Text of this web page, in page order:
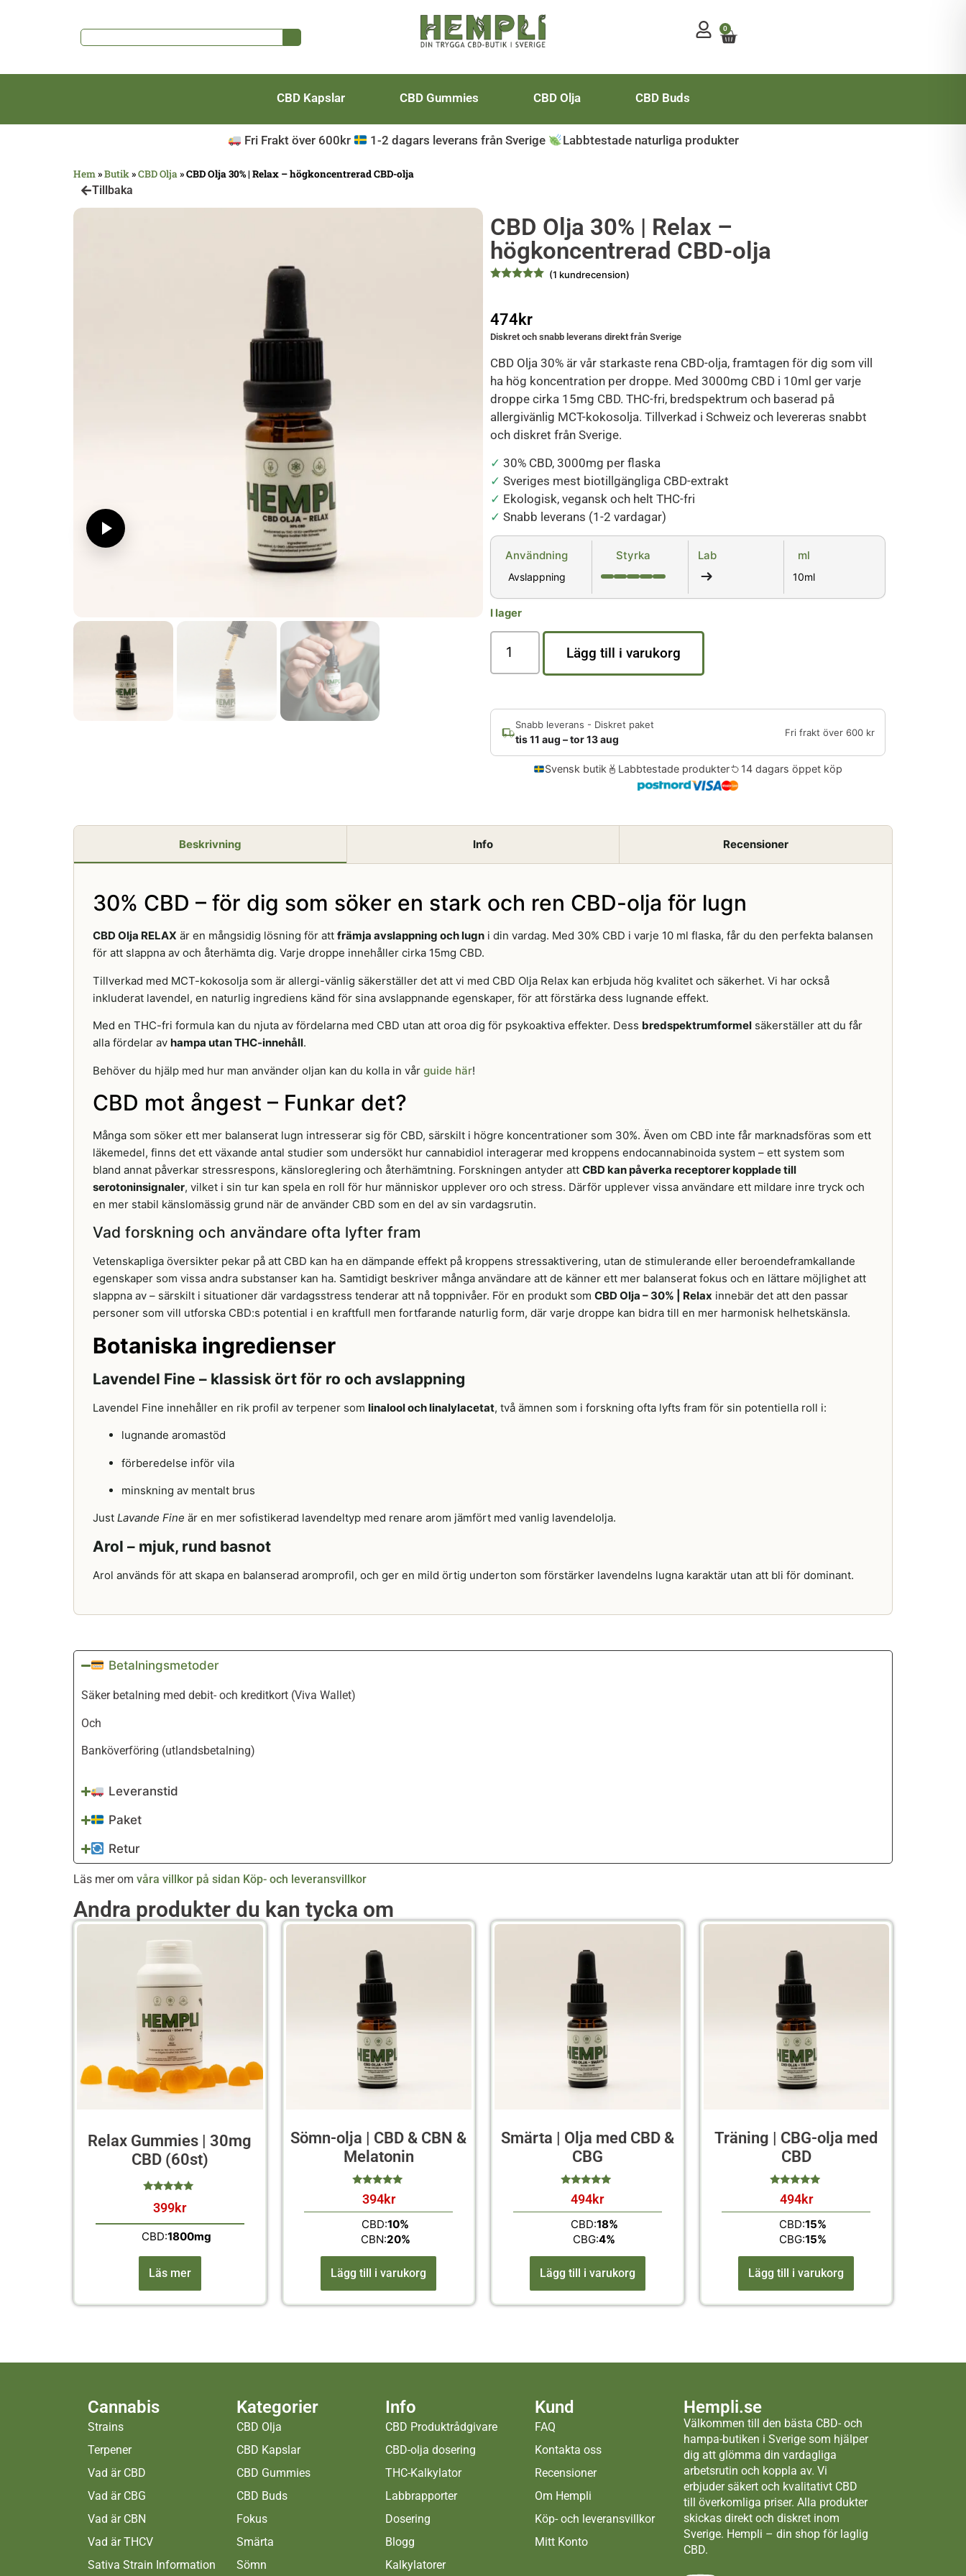
Mitt konto
0
CBD Kapslar CBD Gummies CBD Olja CBD Buds
Fri Frakt över 600kr 1-2 dagars leverans från Sverige Labbtestade naturliga produkter
Hem»Butik»CBD Olja»CBD Olja 30% | Relax – högkoncentrerad CBD-olja
Tillbaka
CBD Olja 30% | Relax –
högkoncentrerad CBD-olja
(1 kundrecension)
474 kr
Diskret och snabb leverans direkt från Sverige
CBD Olja 30% är vår starkaste rena CBD-olja, framtagen för dig som vill
ha hög koncentration per droppe. Med 3000mg CBD i 10ml ger varje
droppe cirka 15mg CBD. THC-fri, bredspektrum och baserad på
allergivänlig MCT-kokosolja. Tillverkad i Schweiz och levereras snabbt
och diskret från Sverige.
✓ 30% CBD, 3000mg per flaska
✓ Sveriges mest biotillgängliga CBD-extrakt
✓ Ekologisk, vegansk och helt THC-fri
✓ Snabb leverans (1-2 vardagar)
Användning
Avslappning
Styrka Lab ml
10ml
I lager
Lägg till i varukorg
Snabb leverans - Diskret paket
tis 11 aug – tor 13 aug
Fri frakt över 600 kr
Svensk butik Labbtestade produkter 14 dagars öppet köp
Beskrivning Info Recensioner
30% CBD – för dig som söker en stark och ren CBD-olja för lugn
CBD Olja RELAX är en mångsidig lösning för att främja avslappning och lugn i din vardag. Med 30% CBD i varje 10 ml flaska, får du den perfekta balansen
för att slappna av och återhämta dig. Varje droppe innehåller cirka 15mg CBD.
Tillverkad med MCT-kokosolja som är allergi-vänlig säkerställer det att vi med CBD Olja Relax kan erbjuda hög kvalitet och säkerhet. Vi har också
inkluderat lavendel, en naturlig ingrediens känd för sina avslappnande egenskaper, för att förstärka dess lugnande effekt.
Med en THC-fri formula kan du njuta av fördelarna med CBD utan att oroa dig för psykoaktiva effekter. Dess bredspektrumformel säkerställer att du får
alla fördelar av hampa utan THC-innehåll.
Behöver du hjälp med hur man använder oljan kan du kolla in vår guide här!
CBD mot ångest – Funkar det?
Många som söker ett mer balanserat lugn intresserar sig för CBD, särskilt i högre koncentrationer som 30%. Även om CBD inte får marknadsföras som ett
läkemedel, finns det ett växande antal studier som undersökt hur cannabidiol interagerar med kroppens endocannabinoida system – ett system som
bland annat påverkar stressrespons, känsloreglering och återhämtning. Forskningen antyder att CBD kan påverka receptorer kopplade till
serotoninsignaler, vilket i sin tur kan spela en roll för hur människor upplever oro och stress. Därför upplever vissa användare ett mildare inre tryck och
en mer stabil känslomässig grund när de använder CBD som en del av sin vardagsrutin.
Vad forskning och användare ofta lyfter fram
Vetenskapliga översikter pekar på att CBD kan ha en dämpande effekt på kroppens stressaktivering, utan de stimulerande eller beroendeframkallande
egenskaper som vissa andra substanser kan ha. Samtidigt beskriver många användare att de känner ett mer balanserat fokus och en lättare möjlighet att
slappna av – särskilt i situationer där vardagsstress tenderar att nå toppnivåer. För en produkt som CBD Olja – 30% | Relax innebär det att den passar
personer som vill utforska CBD:s potential i en kraftfull men fortfarande naturlig form, där varje droppe kan bidra till en mer harmonisk helhetskänsla.
Botaniska ingredienser
Lavendel Fine – klassisk ört för ro och avslappning
Lavendel Fine innehåller en rik profil av terpener som linalool och linalylacetat, två ämnen som i forskning ofta lyfts fram för sin potentiella roll i:
lugnande aromastöd
förberedelse inför vila
minskning av mentalt brus
Just Lavande Fine är en mer sofistikerad lavendeltyp med renare arom jämfört med vanlig lavendelolja.
Arol – mjuk, rund basnot
Arol används för att skapa en balanserad aromprofil, och ger en mild örtig underton som förstärker lavendelns lugna karaktär utan att bli för dominant.
Betalningsmetoder
Säker betalning med debit- och kreditkort (Viva Wallet)
Och
Banköverföring (utlandsbetalning)
Leveranstid
Paket
Retur
Läs mer om våra villkor på sidan Köp- och leveransvillkor
Andra produkter du kan tycka om
Relax Gummies | 30mg
CBD (60st)
399kr
CBD:1800mg
Läs mer
Sömn-olja | CBD & CBN &
Melatonin
av 5
394kr
CBD:10%
CBN:20%
Lägg till i varukorg
Smärta | Olja med CBD &
CBG
av 5
494kr
CBD:18%
CBG:4%
Lägg till i varukorg
Träning | CBG-olja med
CBD
av 5
494kr
CBD:15%
CBG:15%
Lägg till i varukorg
Cannabis
Strains
Terpener
Vad är CBD
Vad är CBG
Vad är CBN
Vad är THCV
Sativa Strain Information
Kategorier
CBD Olja
CBD Kapslar
CBD Gummies
CBD Buds
Fokus
Smärta
Sömn
Info
CBD Produktrådgivare
CBD-olja dosering
THC-Kalkylator
Labbrapporter
Dosering
Blogg
Kalkylatorer
Kund
FAQ
Kontakta oss
Recensioner
Om Hempli
Köp- och leveransvillkor
Mitt Konto
Hempli.se
Välkommen till den bästa CBD- och
hampa-butiken i Sverige som hjälper
dig att glömma din vardagliga
arbetsrutin och koppla av. Vi
erbjuder säkert och kvalitativt CBD
till överkomliga priser. Alla produkter
skickas direkt och diskret inom
Sverige. Hempli – din shop för laglig
CBD.